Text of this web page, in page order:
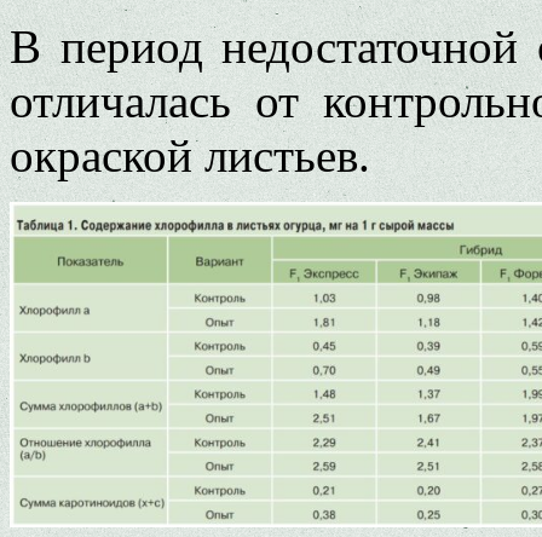
В период недостаточной
отличалась от
окраской листьев.